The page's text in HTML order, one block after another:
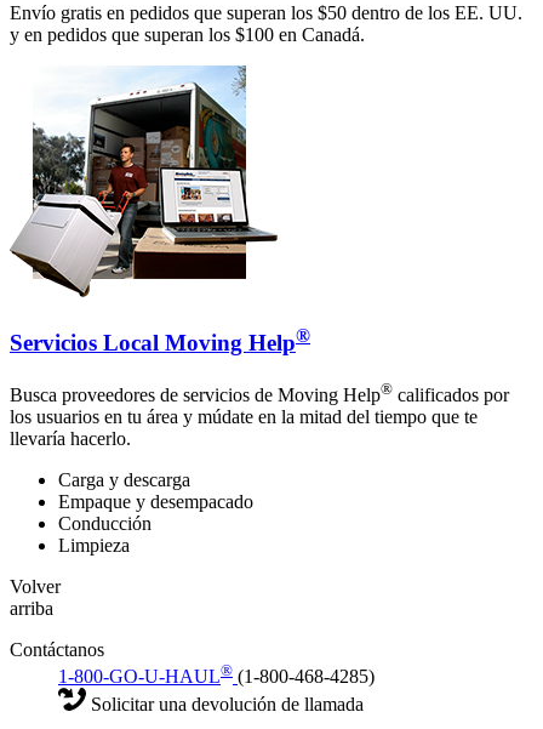
Envío gratis en pedidos que superan los $50 dentro de los EE. UU.
y en pedidos que superan los $100 en Canadá.
Servicios Local Moving Help®
Busca proveedores de servicios de Moving Help® calificados por
los usuarios en tu área y múdate en la mitad del tiempo que te
llevaría hacerlo.
Carga y descarga
Empaque y desempacado
Conducción
Limpieza
Volver
arriba
Contáctanos
1-800-GO-U-HAUL® (1-800-468-4285)
Solicitar una devolución de llamada